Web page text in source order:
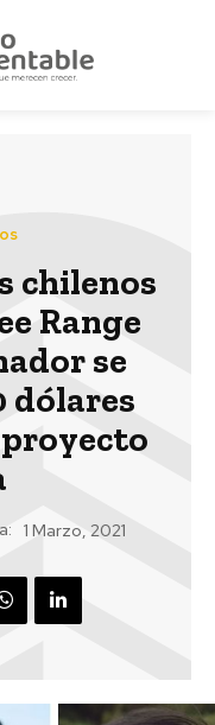
chilenos
Range
se
dólares
1 Marzo, 2021